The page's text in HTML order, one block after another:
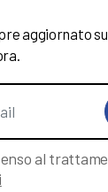
aggiornato
al